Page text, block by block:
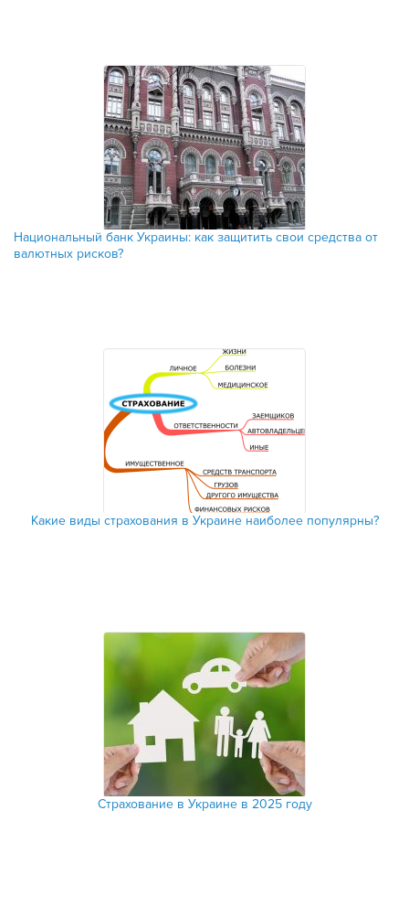
Национальный банк Украины: как защитить свои средства от
валютных рисков?
Какие виды страхования в Украине наиболее популярны?
Страхование в Украине в 2025 году